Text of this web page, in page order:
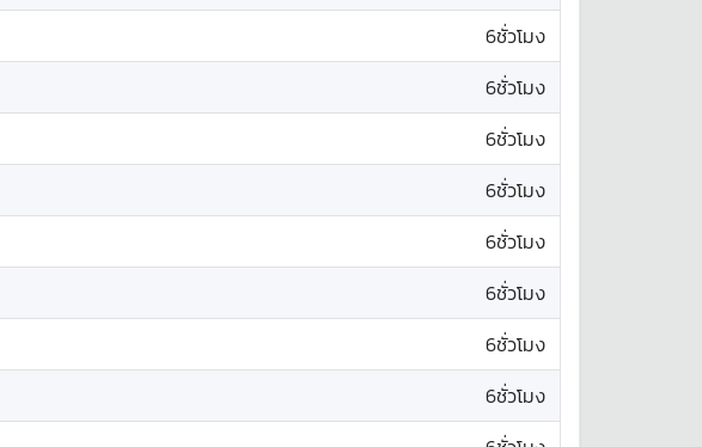
6ชั่วโมง
6ชั่วโมง
6ชั่วโมง
6ชั่วโมง
6ชั่วโมง
6ชั่วโมง
6ชั่วโมง
6ชั่วโมง